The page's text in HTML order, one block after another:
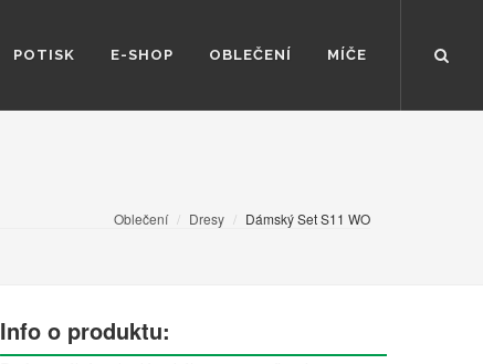
POTISK E-SHOP OBLEČENÍ MÍČE
Oblečení Dresy Dámský Set S11 WO
Info o produktu: